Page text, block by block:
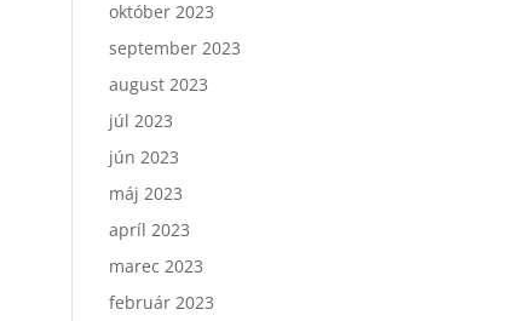
október 2023
september 2023
august 2023
júl 2023
jún 2023
máj 2023
apríl 2023
marec 2023
február 2023